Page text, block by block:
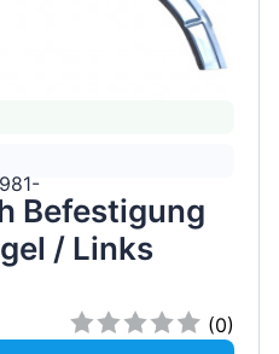
Befestigung
/ Links
(0)